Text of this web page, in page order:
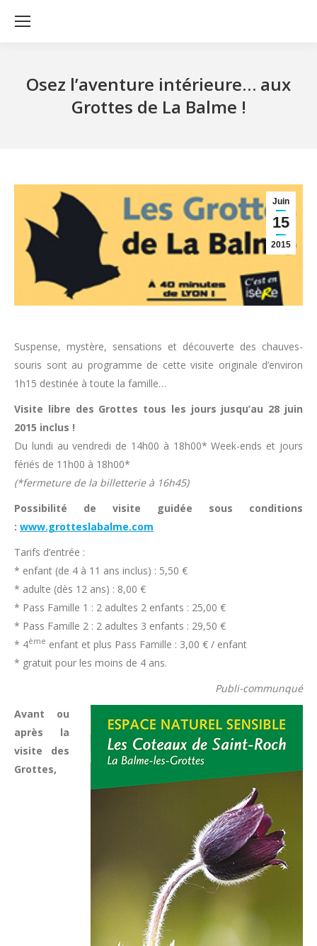
Osez l’aventure intérieure… aux
Grottes de La Balme !
Juin
15
2015
Suspense, mystère, sensations et découverte des chauves-
souris sont au programme de cette visite originale d’environ
1h15 destinée à toute la famille…
Visite libre des Grottes tous les jours jusqu’au 28 juin
2015 inclus !
Du lundi au vendredi de 14h00 à 18h00* Week-ends et jours
fériés de 11h00 à 18h00*
(*fermeture de la billetterie à 16h45)
Possibilité de visite guidée sous conditions
: www.grotteslabalme.com
Tarifs d’entrée :
* enfant (de 4 à 11 ans inclus) : 5,50 €
* adulte (dès 12 ans) : 8,00 €
* Pass Famille 1 : 2 adultes 2 enfants : 25,00 €
* Pass Famille 2 : 2 adultes 3 enfants : 29,50 €
* 4ème enfant et plus Pass Famille : 3,00 € / enfant
* gratuit pour les moins de 4 ans.
Publi-communqué
Avant ou
après la
visite des
Grottes,